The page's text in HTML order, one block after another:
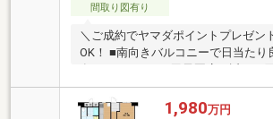
間取り図有り
＼ご成約でヤマダポイントプレゼン
OK！ ■南向きバルコニーで日当たり
有り ■ららぽーと甲子園店が近くお
1,980万円